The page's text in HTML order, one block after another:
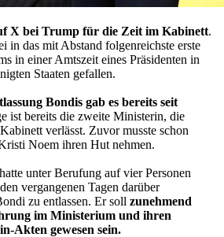
X bei Trump für die Zeit im Kabinett.
in das mit Abstand folgenreichste erste
in einer Amtszeit eines Präsidenten in
Staaten gefallen.
Bondis gab es bereits seit
ist bereits die zweite Ministerin, die
verlässt. Zuvor musste schon
Noem ihren Hut nehmen.
unter Berufung auf vier Personen
vergangenen Tagen darüber
zu entlassen. Er soll zunehmend
im Ministerium und ihren
Akten gewesen sein.